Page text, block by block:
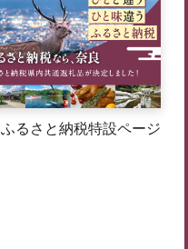
ふるさと納税特設ページ